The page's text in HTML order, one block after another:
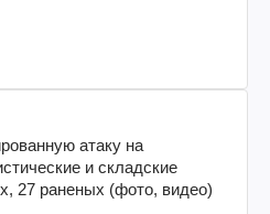
атаку на
и складские
27 раненых (фото, видео)